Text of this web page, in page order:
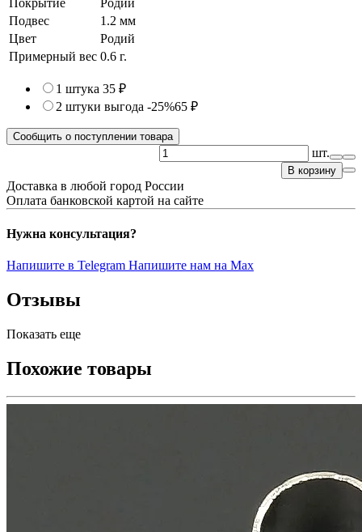
Подвес
1.2 мм
Цвет
Родий
Примерный вес 0.6 г.
1 штука 35 ₽
2 штуки выгода -25%65 ₽
Сообщить о поступлении товара
шт.
В корзину
Доставка в любой город России
Оплата банковской картой на сайте
Нужна консультация?
Напишите в Telegram Напишите нам на Max
Отзывы
Показать еще
Похожие товары